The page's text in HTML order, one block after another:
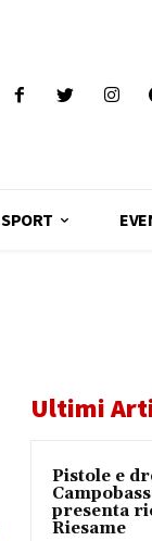
SPORT
Ultimi
Pistole e
presenta
Riesame